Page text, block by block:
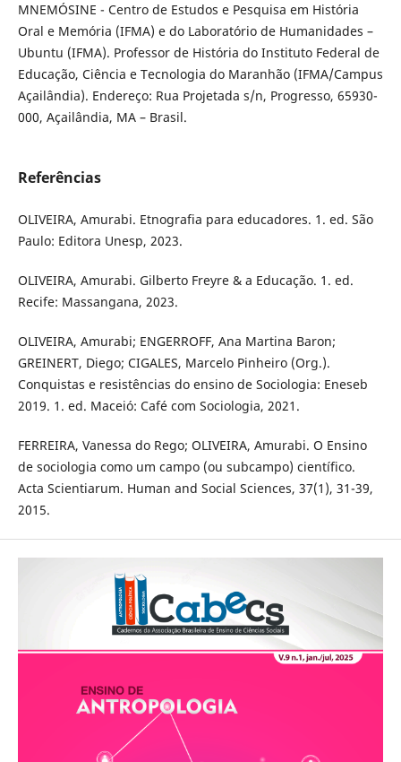
MNEMÓSINE - Centro de Estudos e Pesquisa em História
Oral e Memória (IFMA) e do Laboratório de Humanidades –
Ubuntu (IFMA). Professor de História do Instituto Federal de
Educação, Ciência e Tecnologia do Maranhão (IFMA/Campus
Açailândia). Endereço: Rua Projetada s/n, Progresso, 65930-
000, Açailândia, MA – Brasil.
Referências
OLIVEIRA, Amurabi. Etnografia para educadores. 1. ed. São
Paulo: Editora Unesp, 2023.
OLIVEIRA, Amurabi. Gilberto Freyre & a Educação. 1. ed.
Recife: Massangana, 2023.
OLIVEIRA, Amurabi; ENGERROFF, Ana Martina Baron;
GREINERT, Diego; CIGALES, Marcelo Pinheiro (Org.).
Conquistas e resistências do ensino de Sociologia: Eneseb
2019. 1. ed. Maceió: Café com Sociologia, 2021.
FERREIRA, Vanessa do Rego; OLIVEIRA, Amurabi. O Ensino
de sociologia como um campo (ou subcampo) científico.
Acta Scientiarum. Human and Social Sciences, 37(1), 31-39,
2015.